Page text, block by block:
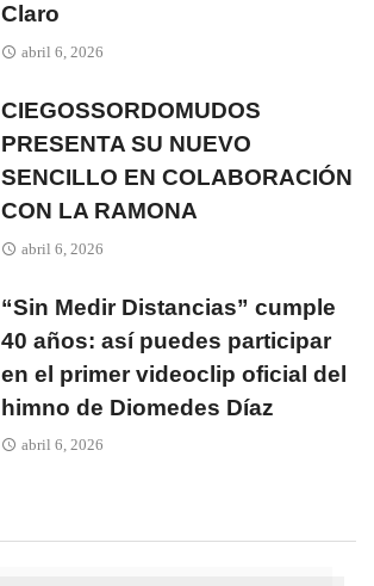
Claro
abril 6, 2026
CIEGOSSORDOMUDOS
PRESENTA SU NUEVO
SENCILLO EN COLABORACIÓN
CON LA RAMONA
abril 6, 2026
“Sin Medir Distancias” cumple
40 años: así puedes participar
en el primer videoclip oficial del
himno de Diomedes Díaz
abril 6, 2026